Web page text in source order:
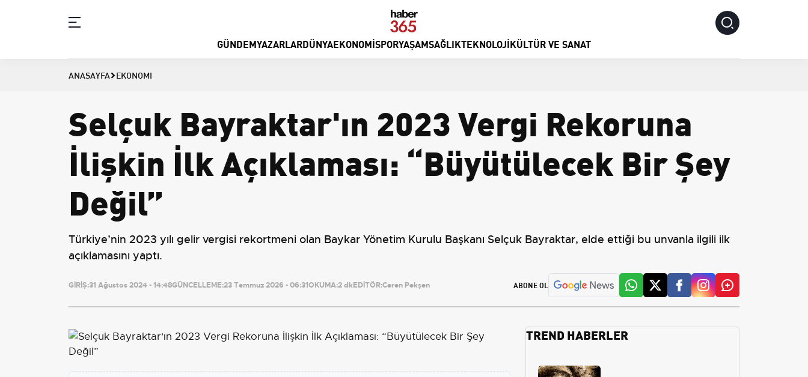
GÜNDEMYAZARLARDÜNYAEKONOMISPORYAŞAMSAĞLIKTEKNOLOJIKÜLTÜR VE SANAT
ANASAYFA EKONOMI
Selçuk Bayraktar'ın 2023 Vergi Rekoruna
İlişkin İlk Açıklaması: “Büyütülecek Bir Şey
Değil”
Türkiye’nin 2023 yılı gelir vergisi rekortmeni olan Baykar Yönetim Kurulu Başkanı Selçuk Bayraktar, elde ettiği bu unvanla ilgili ilk
açıklamasını yaptı.
GİRİŞ:31 Ağustos 2024 - 14:48GÜNCELLEME:23 Temmuz 2026 - 06:31OKUMA:2 dkEDİTÖR:Ceren Pekşen ABONE OL
TREND HABERLER